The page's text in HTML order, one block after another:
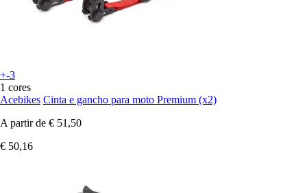
+-3
1 cores
Acebikes Cinta e gancho para moto Premium (x2)
A partir de € 51,50
€ 50,16